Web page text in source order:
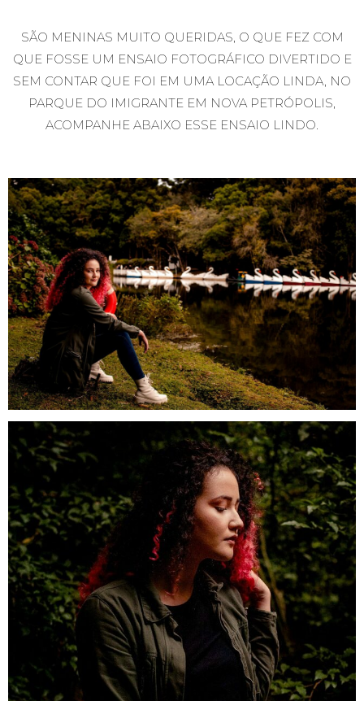
SÃO MENINAS MUITO QUERIDAS, O QUE FEZ COM
QUE FOSSE UM ENSAIO FOTOGRÁFICO DIVERTIDO E
SEM CONTAR QUE FOI EM UMA LOCAÇÃO LINDA, NO
PARQUE DO IMIGRANTE EM NOVA PETRÓPOLIS,
ACOMPANHE ABAIXO ESSE ENSAIO LINDO.